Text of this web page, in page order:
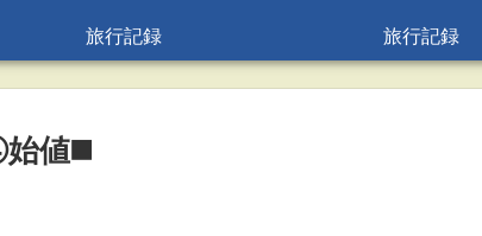
旅行記録 旅行記録
値◼️